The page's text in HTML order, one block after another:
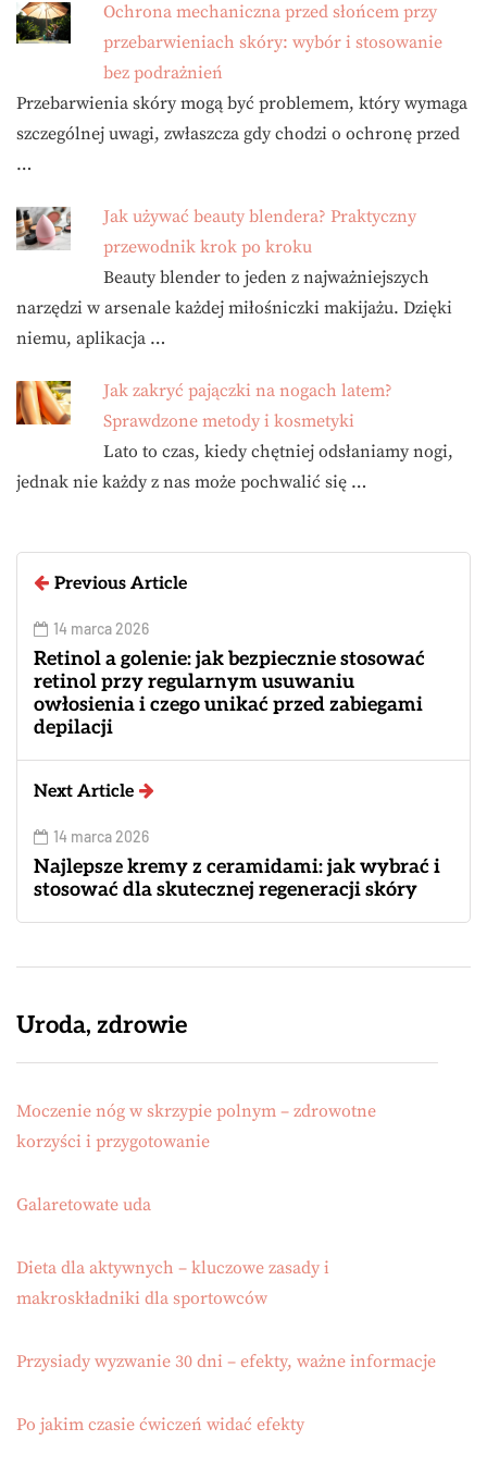
Ochrona mechaniczna przed słońcem przy
przebarwieniach skóry: wybór i stosowanie
bez podrażnień
Przebarwienia skóry mogą być problemem, który wymaga
szczególnej uwagi, zwłaszcza gdy chodzi o ochronę przed
…
Jak używać beauty blendera? Praktyczny
przewodnik krok po kroku
Beauty blender to jeden z najważniejszych
narzędzi w arsenale każdej miłośniczki makijażu. Dzięki
niemu, aplikacja …
Jak zakryć pajączki na nogach latem?
Sprawdzone metody i kosmetyki
Lato to czas, kiedy chętniej odsłaniamy nogi,
jednak nie każdy z nas może pochwalić się …
Previous Article
14 marca 2026
Retinol a golenie: jak bezpiecznie stosować
retinol przy regularnym usuwaniu
owłosienia i czego unikać przed zabiegami
depilacji
Next Article
14 marca 2026
Najlepsze kremy z ceramidami: jak wybrać i
stosować dla skutecznej regeneracji skóry
Uroda, zdrowie
Moczenie nóg w skrzypie polnym – zdrowotne
korzyści i przygotowanie
Galaretowate uda
Dieta dla aktywnych – kluczowe zasady i
makroskładniki dla sportowców
Przysiady wyzwanie 30 dni – efekty, ważne informacje
Po jakim czasie ćwiczeń widać efekty